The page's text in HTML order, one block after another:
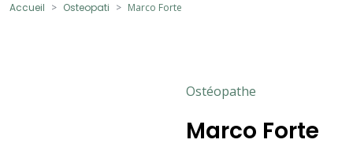
Accueil Osteopati Marco Forte
Ostéopathe
Marco Forte